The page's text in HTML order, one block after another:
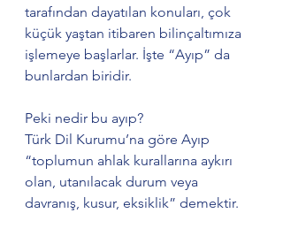
tarafından dayatılan konuları, çok
küçük yaştan itibaren bilinçaltımıza
işlemeye başlarlar. İşte “Ayıp” da
bunlardan biridir.
Peki nedir bu ayıp?
Türk Dil Kurumu’na göre Ayıp
“toplumun ahlak kurallarına aykırı
olan, utanılacak durum veya
davranış, kusur, eksiklik” demektir.